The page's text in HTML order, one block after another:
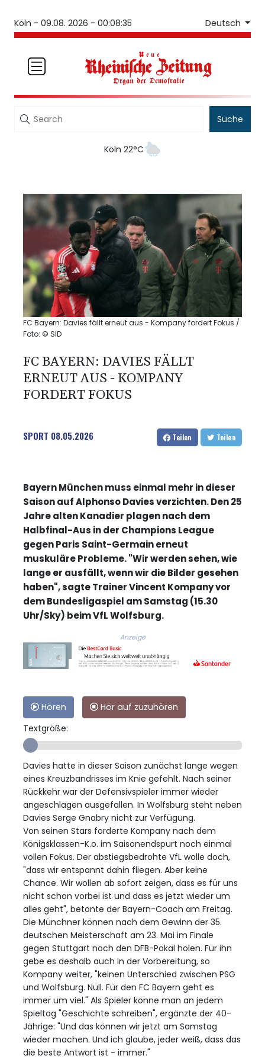
Köln - 09.08. 2026 - 00:08:35 Deutsch
Suche
Köln 22°C
FC Bayern: Davies fällt erneut aus - Kompany fordert Fokus /
Foto: © SID
FC BAYERN: DAVIES FÄLLT
ERNEUT AUS - KOMPANY
FORDERT FOKUS
SPORT 08.05.2026 Teilen Teilen
Bayern München muss einmal mehr in dieser
Saison auf Alphonso Davies verzichten. Den 25
Jahre alten Kanadier plagen nach dem
Halbfinal-Aus in der Champions League
gegen Paris Saint-Germain erneut
muskuläre Probleme. "Wir werden sehen, wie
lange er ausfällt, wenn wir die Bilder gesehen
haben", sagte Trainer Vincent Kompany vor
dem Bundesligaspiel am Samstag (15.30
Uhr/Sky) beim VfL Wolfsburg.
Anzeige
Hören
Hör auf zuzuhören
Textgröße:
Davies hatte in dieser Saison zunächst lange wegen
eines Kreuzbandrisses im Knie gefehlt. Nach seiner
Rückkehr war der Defensivspieler immer wieder
angeschlagen ausgefallen. In Wolfsburg steht neben
Davies Serge Gnabry nicht zur Verfügung.
Von seinen Stars forderte Kompany nach dem
Königsklassen-K.o. im Saisonendspurt noch einmal
vollen Fokus. Der abstiegsbedrohte VfL wolle doch,
"dass wir entspannt dahin fliegen. Aber keine
Chance. Wir wollen ab sofort zeigen, dass es für uns
nicht schon vorbei ist und dass es jetzt wieder um
alles geht", betonte der Bayern-Coach am Freitag.
Die Münchner können nach dem Gewinn der 35.
deutschen Meisterschaft am 23. Mai im Finale
gegen Stuttgart noch den DFB-Pokal holen. Für ihn
gebe es deshalb auch in der Vorbereitung, so
Kompany weiter, "keinen Unterschied zwischen PSG
und Wolfsburg. Null. Für den FC Bayern geht es
immer um viel." Als Spieler könne man an jedem
Spieltag "Geschichte schreiben", ergänzte der 40-
Jährige: "Und das können wir jetzt am Samstag
wieder machen. Und ich glaube, jeder weiß, dass das
die beste Antwort ist - immer."